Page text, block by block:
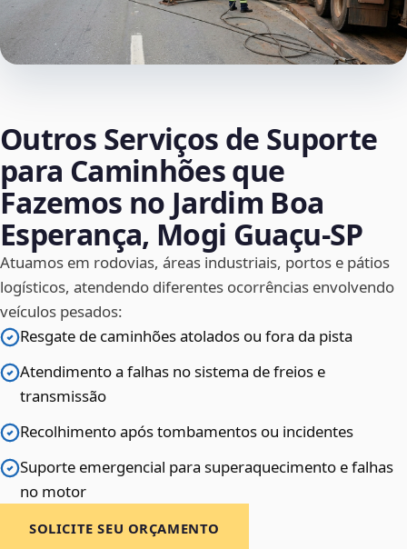
Outros Serviços de Suporte
para Caminhões que
Fazemos no Jardim Boa
Esperança, Mogi Guaçu‑SP
Atuamos em rodovias, áreas industriais, portos e pátios
logísticos, atendendo diferentes ocorrências envolvendo
veículos pesados:
Resgate de caminhões atolados ou fora da pista
Atendimento a falhas no sistema de freios e
transmissão
Recolhimento após tombamentos ou incidentes
Suporte emergencial para superaquecimento e falhas
no motor
SOLICITE SEU ORÇAMENTO